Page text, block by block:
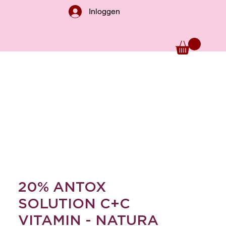
Inloggen
20% ANTOX
SOLUTION C+C
VITAMIN - NATURA